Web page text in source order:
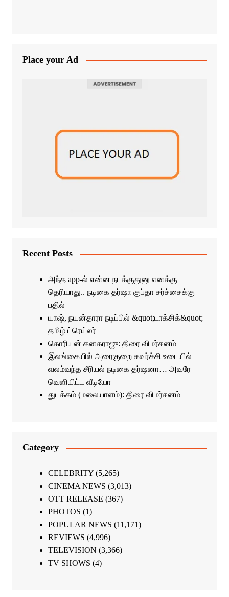
Place your Ad
Recent Posts
அந்த app-ல் என்ன நடக்குதுனு எனக்கு
தெரியாது.. நடிகை தர்ஷா குப்தா சர்ச்சைக்கு
பதில்
யாஷ், நயன்தாரா நடிப்பில் &quot;டாக்சிக்&quot;
தமிழ் ட்ரெய்லர்
கொரியன் கனகராஜு: திரை விமர்சனம்
இலங்கையில் அரைகுறை கவர்ச்சி உடையில்
வலம்வந்த சீரியல் நடிகை தர்ஷனா… அவரே
வெளியிட்ட வீடியோ
துடக்கம் (மலையாளம்): திரை விமர்சனம்
Category
CELEBRITY(5,265)
CINEMA NEWS (3,013)
OTT RELEASE (367)
PHOTOS (1)
POPULAR NEWS (11,171)
REVIEWS (4,996)
TELEVISION (3,366)
TV SHOWS (4)